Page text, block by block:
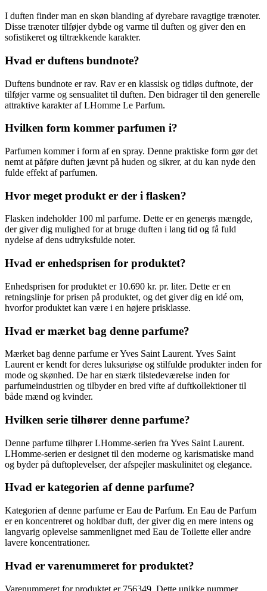
I duften finder man en skøn blanding af dyrebare ravagtige trænoter.
Disse trænoter tilføjer dybde og varme til duften og giver den en
sofistikeret og tiltrækkende karakter.
Hvad er duftens bundnote?
Duftens bundnote er rav. Rav er en klassisk og tidløs duftnote, der
tilføjer varme og sensualitet til duften. Den bidrager til den generelle
attraktive karakter af LHomme Le Parfum.
Hvilken form kommer parfumen i?
Parfumen kommer i form af en spray. Denne praktiske form gør det
nemt at påføre duften jævnt på huden og sikrer, at du kan nyde den
fulde effekt af parfumen.
Hvor meget produkt er der i flasken?
Flasken indeholder 100 ml parfume. Dette er en generøs mængde,
der giver dig mulighed for at bruge duften i lang tid og få fuld
nydelse af dens udtryksfulde noter.
Hvad er enhedsprisen for produktet?
Enhedsprisen for produktet er 10.690 kr. pr. liter. Dette er en
retningslinje for prisen på produktet, og det giver dig en idé om,
hvorfor produktet kan være i en højere prisklasse.
Hvad er mærket bag denne parfume?
Mærket bag denne parfume er Yves Saint Laurent. Yves Saint
Laurent er kendt for deres luksuriøse og stilfulde produkter inden for
mode og skønhed. De har en stærk tilstedeværelse inden for
parfumeindustrien og tilbyder en bred vifte af duftkollektioner til
både mænd og kvinder.
Hvilken serie tilhører denne parfume?
Denne parfume tilhører LHomme-serien fra Yves Saint Laurent.
LHomme-serien er designet til den moderne og karismatiske mand
og byder på duftoplevelser, der afspejler maskulinitet og elegance.
Hvad er kategorien af denne parfume?
Kategorien af denne parfume er Eau de Parfum. En Eau de Parfum
er en koncentreret og holdbar duft, der giver dig en mere intens og
langvarig oplevelse sammenlignet med Eau de Toilette eller andre
lavere koncentrationer.
Hvad er varenummeret for produktet?
Varenummeret for produktet er 756349. Dette unikke nummer